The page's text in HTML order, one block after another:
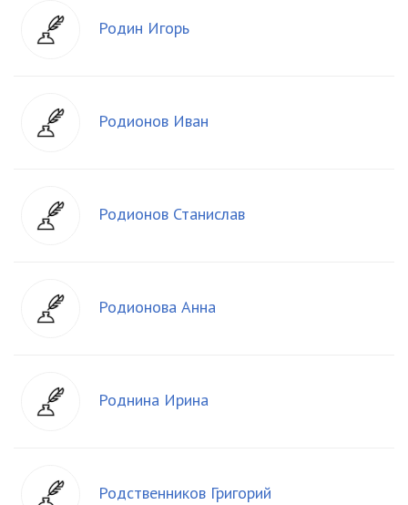
Родин Игорь
Родионов Иван
Родионов Станислав
Родионова Анна
Роднина Ирина
Родственников Григорий